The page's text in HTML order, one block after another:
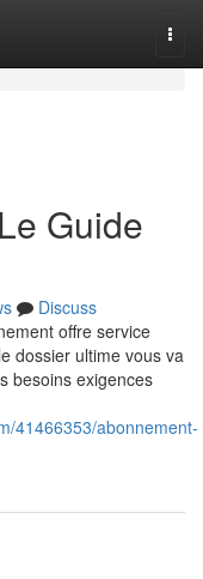
Guide
Discuss
offre service
dossier ultime vous va
besoins exigences
41466353/abonnement-